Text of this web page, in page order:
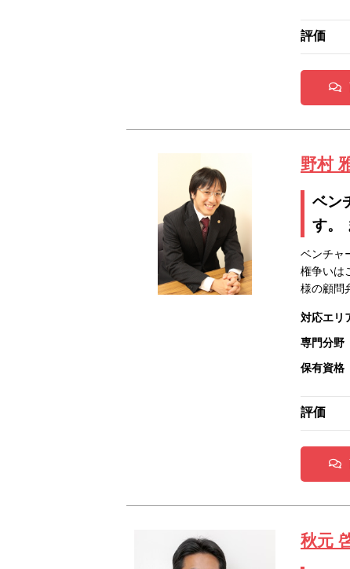
評価
野村
ベン
す。
ベンチャ
権争いは
様の顧問
対応エリ
専門分野
保有資格
評価
秋元